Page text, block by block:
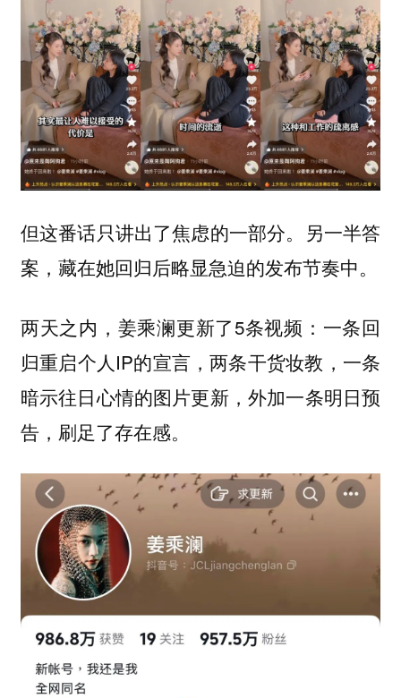
但这番话只讲出了焦虑的一部分。
另一半答
案，藏在她回归后略显急迫的发布节奏中。
两天之内，姜乘澜更新了5条视频：一条回
归重启个人IP的宣言，两条干货妆教，一条
暗示往日心情的图片更新，外加一条明日预
告，刷足了存在感。